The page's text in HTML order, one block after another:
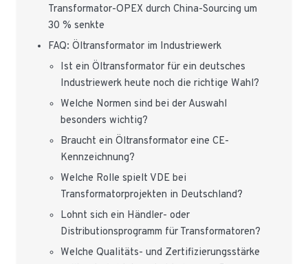
Transformator-OPEX durch China-Sourcing um
30 % senkte
FAQ: Öltransformator im Industriewerk
Ist ein Öltransformator für ein deutsches
Industriewerk heute noch die richtige Wahl?
Welche Normen sind bei der Auswahl
besonders wichtig?
Braucht ein Öltransformator eine CE-
Kennzeichnung?
Welche Rolle spielt VDE bei
Transformatorprojekten in Deutschland?
Lohnt sich ein Händler- oder
Distributionsprogramm für Transformatoren?
Welche Qualitäts- und Zertifizierungsstärke